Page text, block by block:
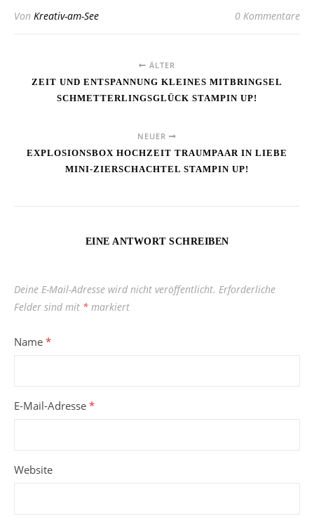
Von Kreativ-am-See 0 Kommentare
ÄLTER
ZEIT UND ENTSPANNUNG KLEINES MITBRINGSEL
SCHMETTERLINGSGLÜCK STAMPIN UP!
NEUER
EXPLOSIONSBOX HOCHZEIT TRAUMPAAR IN LIEBE
MINI-ZIERSCHACHTEL STAMPIN UP!
EINE ANTWORT SCHREIBEN
Deine E-Mail-Adresse wird nicht veröffentlicht. Erforderliche
Felder sind mit * markiert
Name *
E-Mail-Adresse *
Website